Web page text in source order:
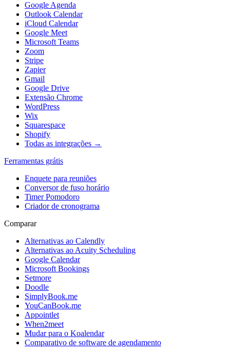
Google Agenda
Outlook Calendar
iCloud Calendar
Google Meet
Microsoft Teams
Zoom
Stripe
Zapier
Gmail
Google Drive
Extensão Chrome
WordPress
Wix
Squarespace
Shopify
Todas as integrações →
Ferramentas grátis
Enquete para reuniões
Conversor de fuso horário
Timer Pomodoro
Criador de cronograma
Comparar
Alternativas ao Calendly
Alternativas ao Acuity Scheduling
Google Calendar
Microsoft Bookings
Setmore
Doodle
SimplyBook.me
YouCanBook.me
Appointlet
When2meet
Mudar para o Koalendar
Comparativo de software de agendamento